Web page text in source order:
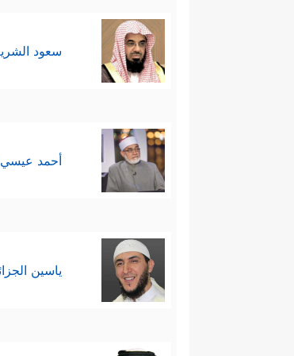
سادسًا: ثم يسأل الله
عن الحقِّ
سابعًا: وفي الخِتام
والعداوة لمحمدٍ
أَكۡثَرَهُمۡ لَا یَعۡلَمُونَ﴾
سعود
أحمد
ياسين